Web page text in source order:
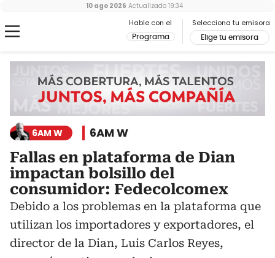
Hable con el
Programa
Selecciona tu emisora
Elige tu emisora
10 ago 2026 Actualizado 19:34
6AM W 6AM W
Fallas en plataforma de Dian
impactan bolsillo del
consumidor: Fedecolcomex
Debido a los problemas en la plataforma que
utilizan los importadores y exportadores, el
director de la Dian, Luis Carlos Reyes,